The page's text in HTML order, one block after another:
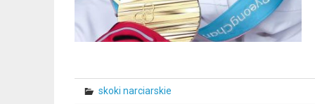
skoki narciarskie